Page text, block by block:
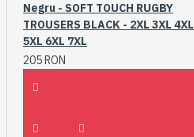
Negru - SOFT TOUCH RUGBY
TROUSERS BLACK - 2XL 3XL 4XL
5XL 6XL 7XL
205 RON